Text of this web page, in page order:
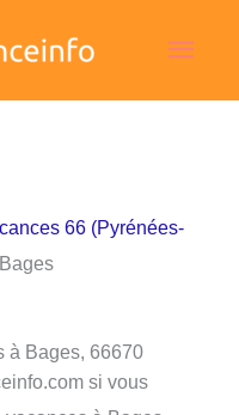
66 (Pyrénées-
à Bages, 66670
si vous